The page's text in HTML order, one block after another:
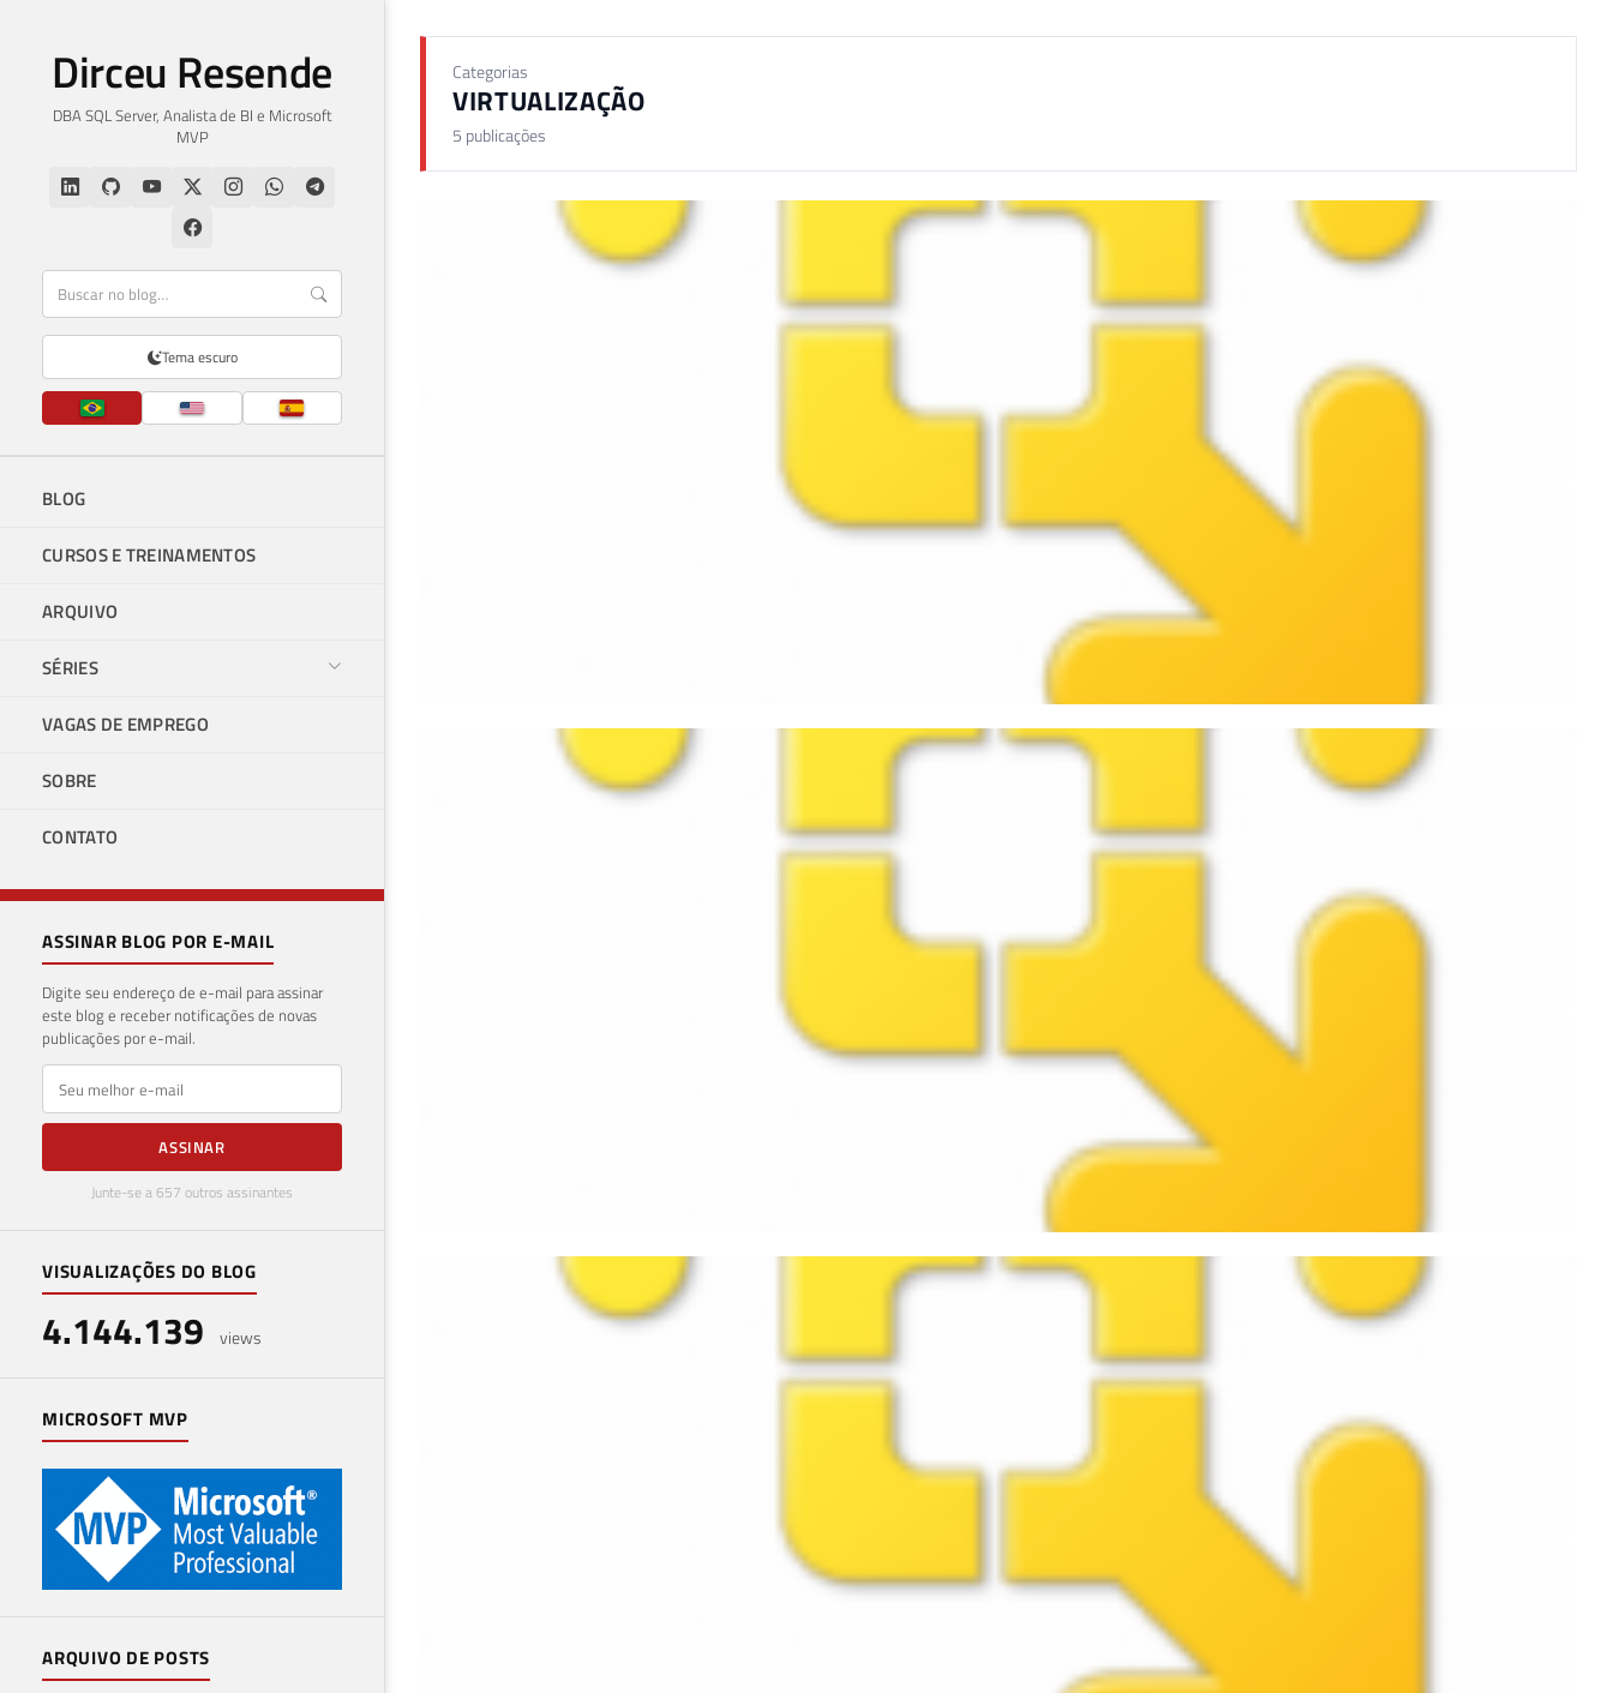
Dirceu Resende
DBA SQL Server, Analista de BI e Microsoft
MVP
Tema escuro
BLOG
CURSOS E TREINAMENTOS
ARQUIVO
SÉRIES
VAGAS DE EMPREGO
SOBRE
CONTATO
ASSINAR BLOG POR E-MAIL
Digite seu endereço de e-mail para assinar
este blog e receber notificações de novas
publicações por e-mail.
E-mail
ASSINAR
Junte-se a 657 outros assinantes
VISUALIZAÇÕES DO BLOG
4.144.139 views
MICROSOFT MVP
ARQUIVO DE POSTS
Categorias
VIRTUALIZAÇÃO
5 publicações
VMware Player - Utilizando o modo de disco independent
nonpersistent
Como corrigir o problema de MAC Address duplicado no
VMware